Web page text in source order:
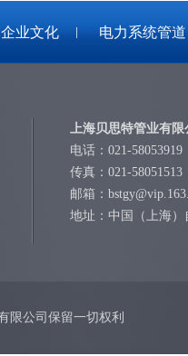
企业文化 电力系统管道
上海贝思特管业有
电话：021-58053919
传真：021-58051513
邮箱：
地址：中国（上海
限公司保留一切权利